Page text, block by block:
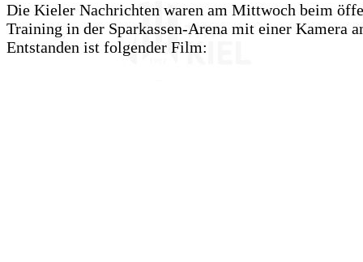
Die Kieler Nachrichten waren am Mittwoch beim
Training in der Sparkassen-Arena mit einer Kamera
Entstanden ist folgender Film: